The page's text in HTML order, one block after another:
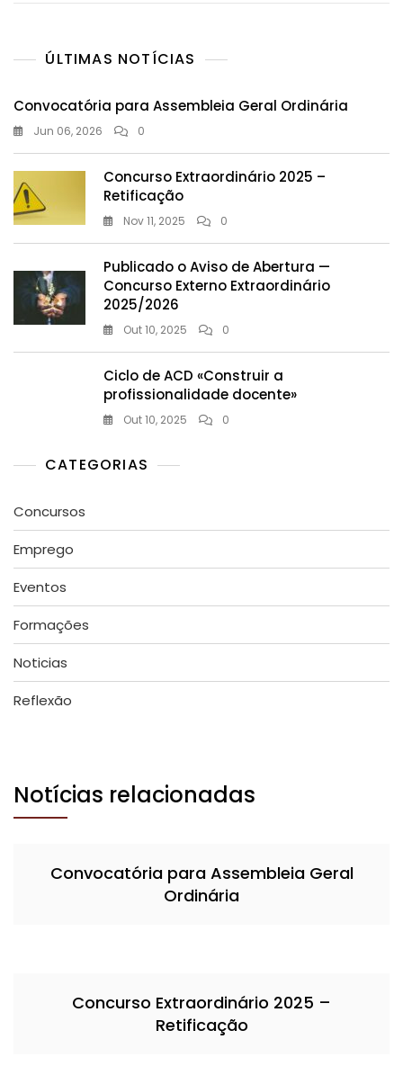
ÚLTIMAS NOTÍCIAS
Convocatória para Assembleia Geral Ordinária
Jun 06, 2026 0
Concurso Extraordinário 2025 –
Retificação
Nov 11, 2025 0
Publicado o Aviso de Abertura —
Concurso Externo Extraordinário
2025/2026
Out 10, 2025 0
Ciclo de ACD «Construir a
profissionalidade docente»
Out 10, 2025 0
CATEGORIAS
Concursos
Emprego
Eventos
Formações
Noticias
Reflexão
Notícias relacionadas
Convocatória para Assembleia Geral
Ordinária
Concurso Extraordinário 2025 –
Retificação